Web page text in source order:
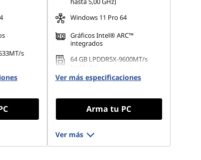
s
Gen4
Windows 11 Pro 64
Gráficos Intel® ARC™
integrados
64 GB LPDDR5X-9600MT/s
(soldado)
2 TB SSD M.2 2280 de
Opal
Ver más especificaciones
Arma tu PC
Ver más